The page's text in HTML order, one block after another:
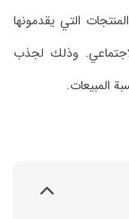
التي يقدمونها
وذلك لجذب
المبيعات.